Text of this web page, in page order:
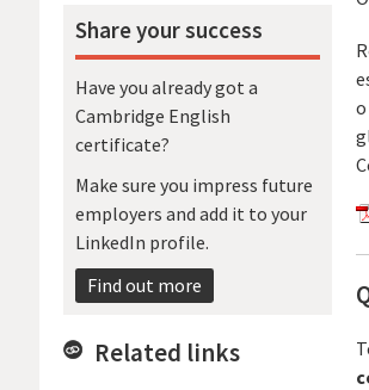
Share your success
Have you already got a
Cambridge English
certificate?
Make sure you impress future
employers and add it to your
LinkedIn profile.
Find out more
Related links